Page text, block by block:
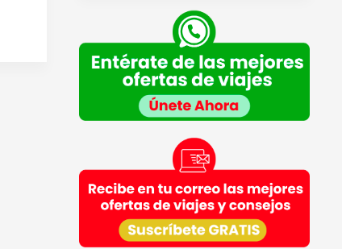
Finalidad de la recogida y tratamiento de los
: Dar respuesta a la consulta
Legitimación: Consentimiento del interesado.
Destinatarios : Plataforma de Mail marketing-
Empresas del grupo CEA.
Información adicional: En laPolítica de Privacidad
de VIAJESCEA encontrarás información adicional
sobre la recopilación y el uso de su información
personal por parte de VIAJESCEA, incluida
información sobre acceso, conservación,
rectificación, eliminación, seguridad y otros temas.